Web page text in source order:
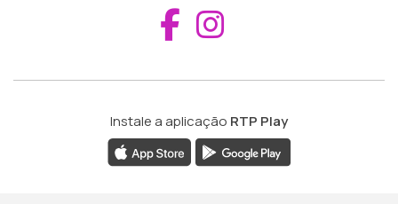
Aceder ao
Instale a aplicação RTP Play